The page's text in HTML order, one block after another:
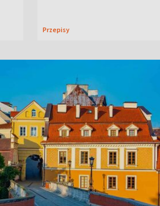
Przepisy